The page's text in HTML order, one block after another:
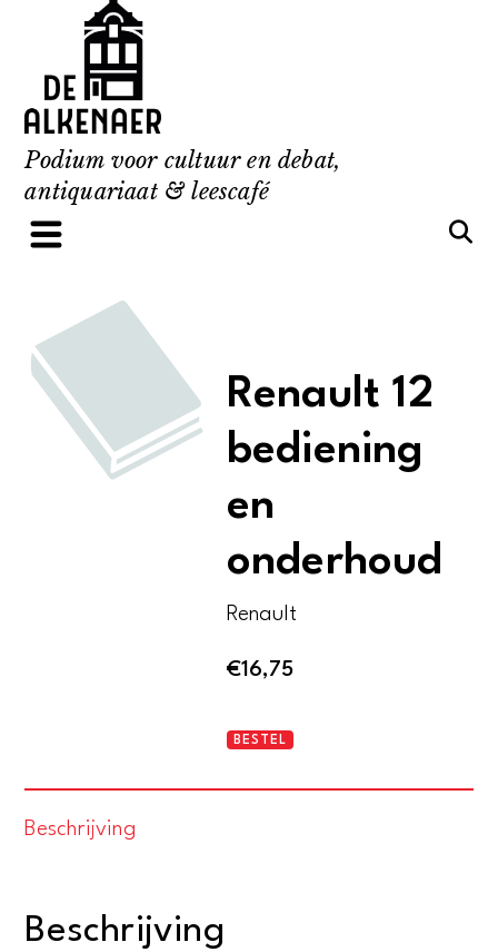
content
Podium voor cultuur en debat,
antiquariaat & leescafé
Renault 12
bediening
en
onderhoud
Renault
€16,75
Renault
BESTEL
Beschrijving
Beschrijving